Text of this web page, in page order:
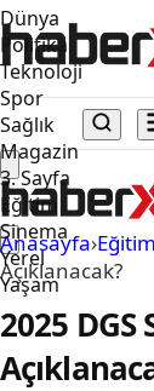
Dünya
Politika
Teknoloji
Spor
Sağlık
Magazin
3. Sayfa
Eğitim
Sinema
Yerel
Yaşam
Anasayfa›Eğitim
Açıklanacak?
2025